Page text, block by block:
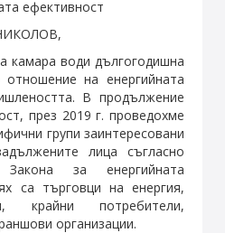
Абонирайте се!
ефективност
камара води дългогодишна
на енергийната
В продължение
през 2019 г. проведохме
групи заинтересовани
лица съгласно
за енергийната
са търговци на енергия,
крайни потребители,
организации.